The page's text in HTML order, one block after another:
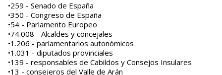
•259 - Senado de España
•350 - Congreso de España
•54 - Parlamento Europeo
•74.008 - Alcaldes y concejales
•1.206 - parlamentarios autonómicos
•1.031 - diputados provinciales
•139 - responsables de Cabildos y Consejos Insulares
•13 - consejeros del Valle de Arán